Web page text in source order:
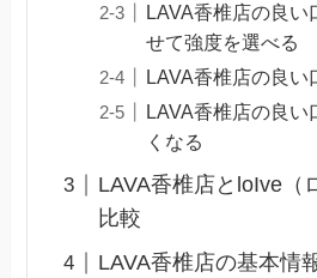
LAVA香椎店の良
せて強度を選べる
LAVA香椎店の良
LAVA香椎店の良
くなる
LAVA香椎店とloIve（
比較
LAVA香椎店の基本情